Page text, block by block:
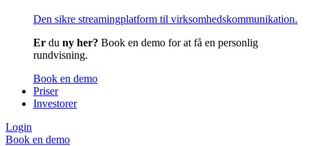
Den sikre streamingplatform til virksomhedskommunikation.
Er du ny her? Book en demo for at få en personlig
rundvisning.
Book en demo
Priser
Investorer
Login
Book en demo